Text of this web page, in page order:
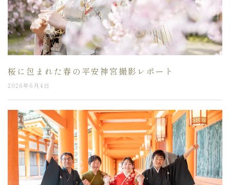
桜に包まれた春の平安神宮撮影レポート
2026年6月4日